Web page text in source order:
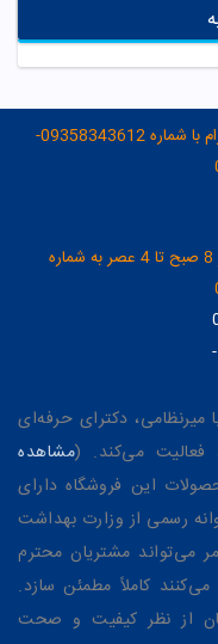
مشاوره رایگان بصورت چت در واتساپ و تلگرام با شماره 09358343612-
تماس تلفنی در روزهای شنبه تا پنج شنبه از 8 صبح تا 4 عصر به شماره
-
میرنظامی، دکترای حرفه‌ای
مشاهده
این فروشگاه دارای
رسمی از وزارت بهداشت
می‌تواند مشتریان محترم
کاملاً مطمئن سازد.
از نظر کیفیت و صحت